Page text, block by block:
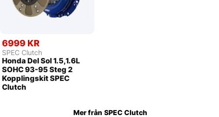
6999 KR
SPEC Clutch
Honda Del Sol 1.5,1.6L
SOHC 93-95 Steg 2
Kopplingskit SPEC
Clutch
Mer från SPEC Clutch